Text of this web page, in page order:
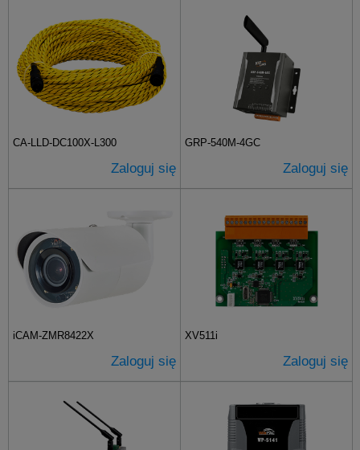
CA-LLD-DC100X-L300
Zaloguj się
GRP-540M-4GC
Zaloguj się
iCAM-ZMR8422X
Zaloguj się
XV511i
Zaloguj się